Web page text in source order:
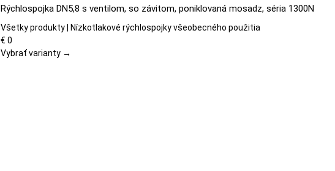
má
viacero
Možnosti
Rýchlospojka DN5,8 s ventilom, so závitom, poniklovaná mosadz, séria 1300N
Všetky produkty | Nízkotlakové rýchlospojky všeobecného použitia
€ 0
Vybrať varianty →